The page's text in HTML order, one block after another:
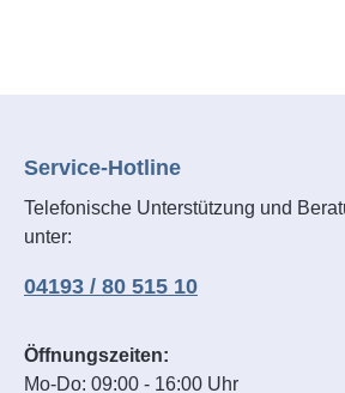
Service-Hotline
Telefonische Unterstützung und
unter:
04193 / 80 515 10
Öffnungszeiten:
Mo-Do: 09:00 - 16:00 Uhr